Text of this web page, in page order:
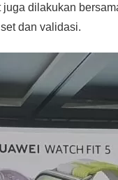
dilakukan
dan validasi.